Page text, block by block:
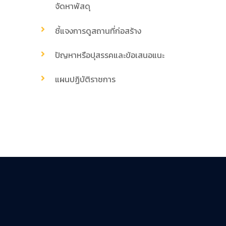
จัดหาพัสดุ
ชี้แจงการดูสถานที่ก่อสร้าง
ปัญหาหรือปุสรรคและข้อเสนอแนะ
แผนปฏิบัติราชการ